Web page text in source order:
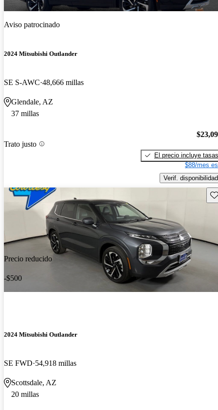
Aviso patrocinado
2024 Mitsubishi Outlander
SE S-AWC 48,666 millas
Glendale, AZ
37 millas
Trato justo
El precio incluye tasas
$88/mes
Verif. disponibilidad
Precio reducido
-$500
2024 Mitsubishi Outlander
SE FWD 54,918 millas
Scottsdale, AZ
20 millas